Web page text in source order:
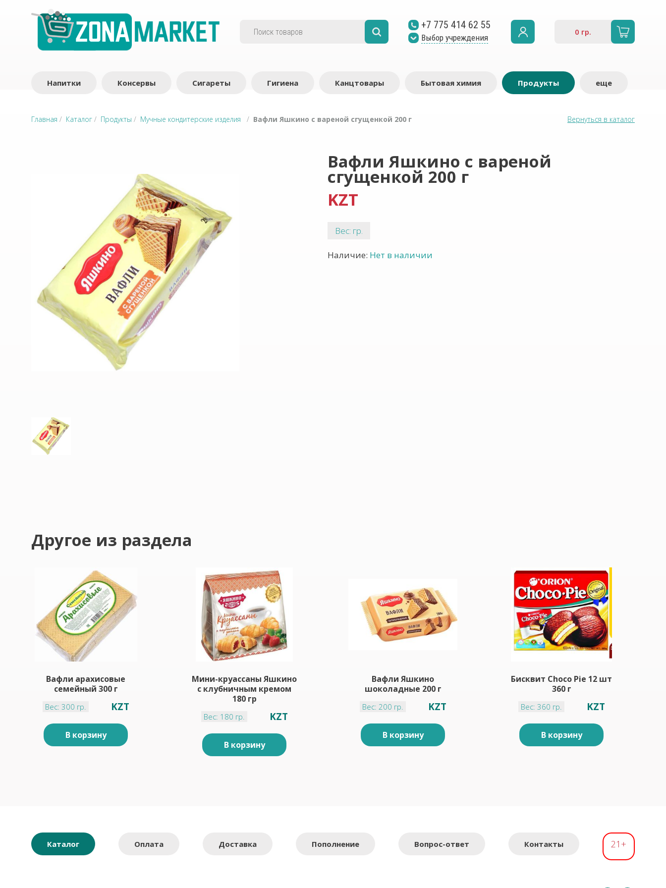
+7 775 414 62 55
Выбор учреждения
0 гр.
Напитки Консервы Сигареты Гигиена Канцтовары Бытовая химия Продукты еще
Главная / Каталог / Продукты / Мучные кондитерские изделия / Вафли Яшкино с вареной сгущенкой 200 г Вернуться в каталог
Вафли Яшкино с вареной
сгущенкой 200 г
KZT
Вес: гр.
Наличие: Нет в наличии
Другое из раздела
Вафли арахисовые
семейный 300 г
Вес: 300 гр. KZT
В корзину
Мини-круассаны Яшкино
с клубничным кремом
180 гр
Вес: 180 гр. KZT
В корзину
Вафли Яшкино
шоколадные 200 г
Вес: 200 гр. KZT
В корзину
Бисквит Choco Pie 12 шт
360 г
Вес: 360 гр. KZT
В корзину
Каталог Оплата Доставка Пополнение Вопрос-ответ Контакты 21+